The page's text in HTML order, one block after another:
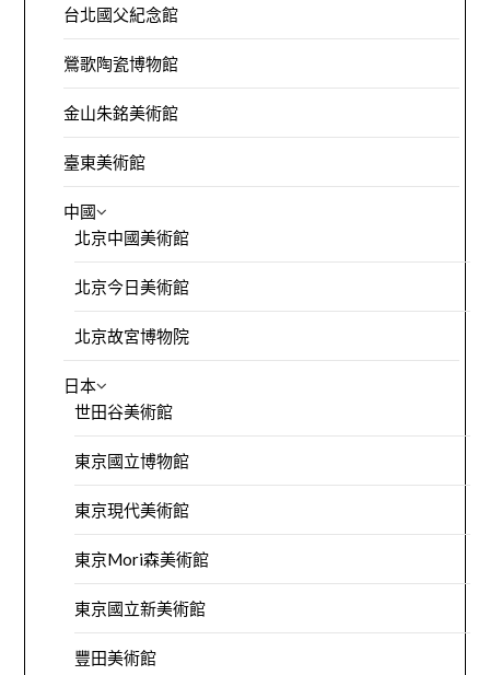
台北國父紀念館
鶯歌陶瓷博物館
金山朱銘美術館
臺東美術館
中國
北京中國美術館
北京今日美術館
北京故宮博物院
日本
世田谷美術館
東京國立博物館
東京現代美術館
東京Mori森美術館
東京國立新美術館
豐田美術館